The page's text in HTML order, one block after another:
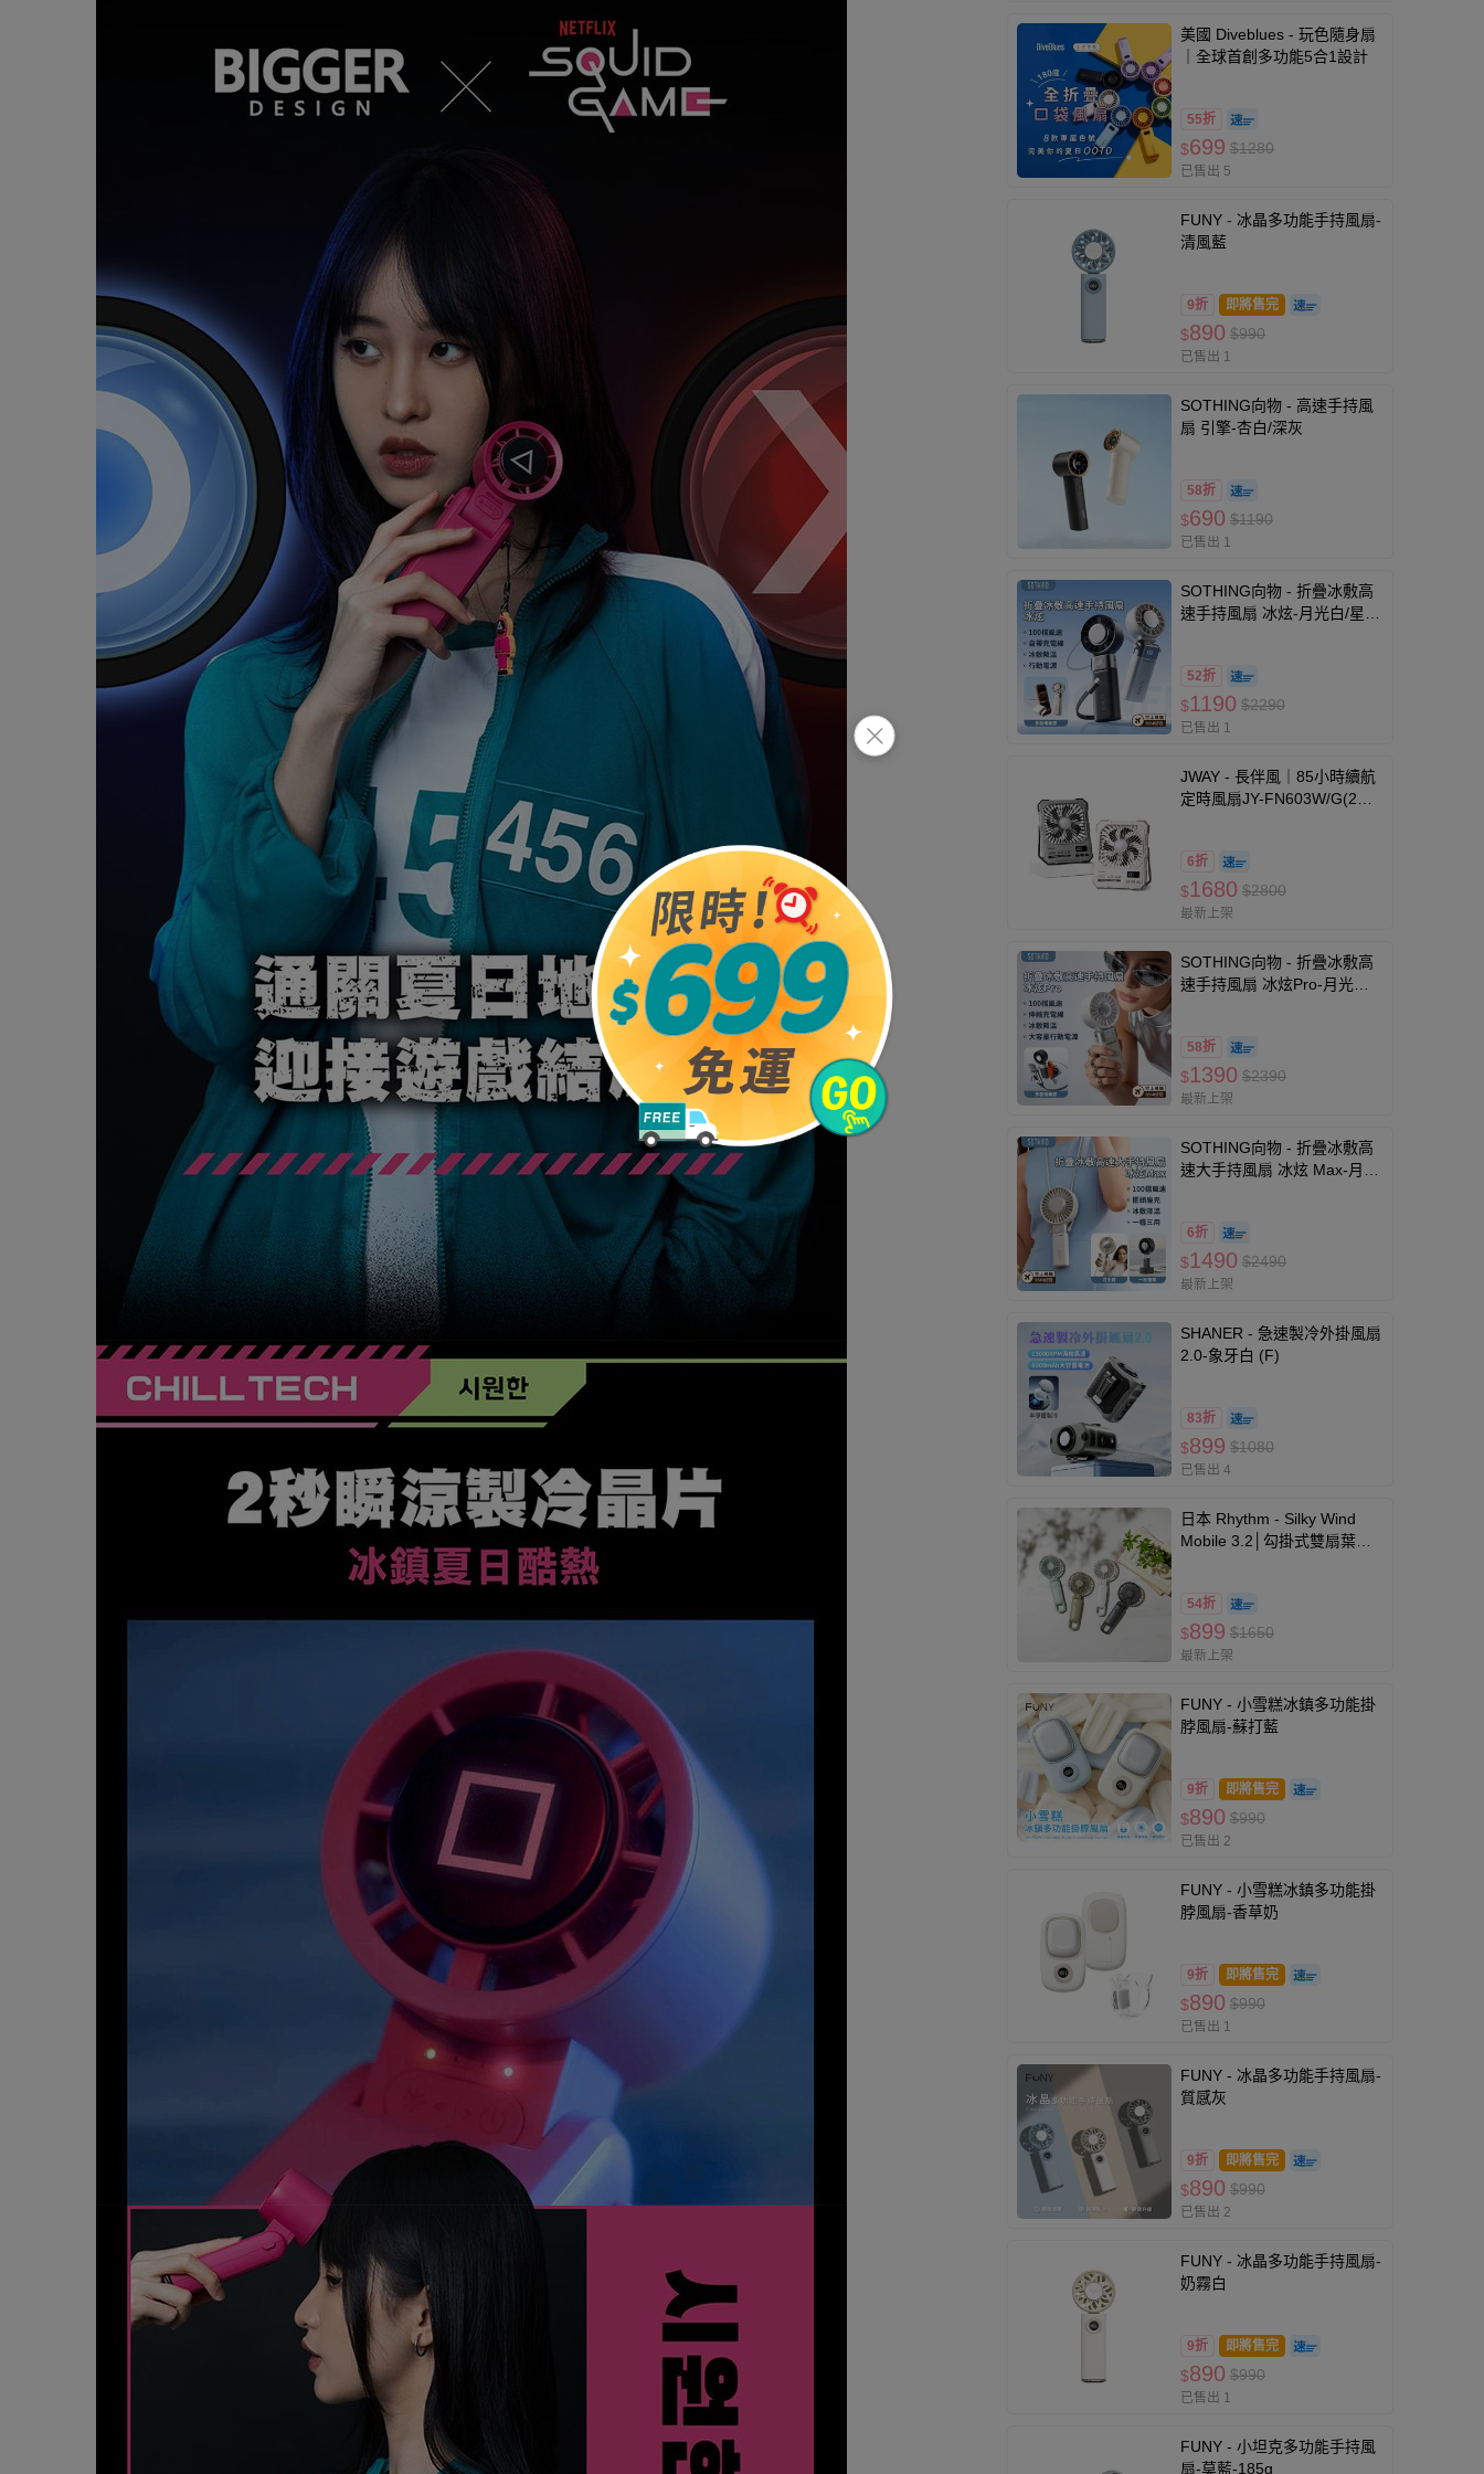
美國 Diveblues - 玩色隨身扇
｜全球首創多功能5合1設計
55折
$699 $1280
已售出 5
FUNY - 冰晶多功能手持風扇-
清風藍
9折 即將售完
$890 $990
已售出 1
SOTHING向物 - 高速手持風
扇 引擎-杏白/深灰
58折
$690 $1190
已售出 1
SOTHING向物 - 折疊冰敷高
速手持風扇 冰炫-月光白/星空
52折
$1190 $2290
已售出 1
JWAY - 長伴風｜85小時續航
定時風扇JY-FN603W/G(2萬
大電量 最長續航85小時-白/灰
6折
$1680 $2800
最新上架
SOTHING向物 - 折疊冰敷高
速手持風扇 冰炫Pro-月光白/
58折
$1390 $2390
最新上架
SOTHING向物 - 折疊冰敷高
速大手持風扇 冰炫 Max-月光
6折
$1490 $2490
最新上架
SHANER - 急速製冷外掛風扇
2.0-象牙白 (F)
83折
$899 $1080
已售出 4
日本 Rhythm - Silky Wind
Mobile 3.2│勾掛式雙扇葉摺
54折
$899 $1650
最新上架
FUNY - 小雪糕冰鎮多功能掛
脖風扇-蘇打藍
9折 即將售完
$890 $990
已售出 2
FUNY - 小雪糕冰鎮多功能掛
脖風扇-香草奶
9折 即將售完
$890 $990
已售出 1
FUNY - 冰晶多功能手持風扇-
質感灰
9折 即將售完
$890 $990
已售出 2
FUNY - 冰晶多功能手持風扇-
奶霧白
9折 即將售完
$890 $990
已售出 1
FUNY - 小坦克多功能手持風
扇-莫藍-185g